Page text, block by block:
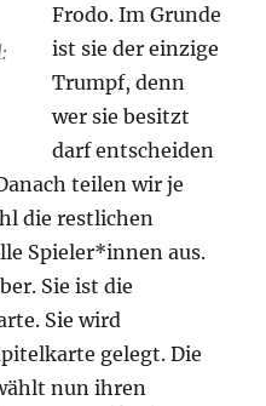
Frodo. Im Grunde
ist sie der einzige
Trumpf, denn
wer sie besitzt
darf entscheiden
teilen wir je
die restlichen
Spieler*innen aus.
Sie ist die
Sie wird
gelegt. Die
nun ihren